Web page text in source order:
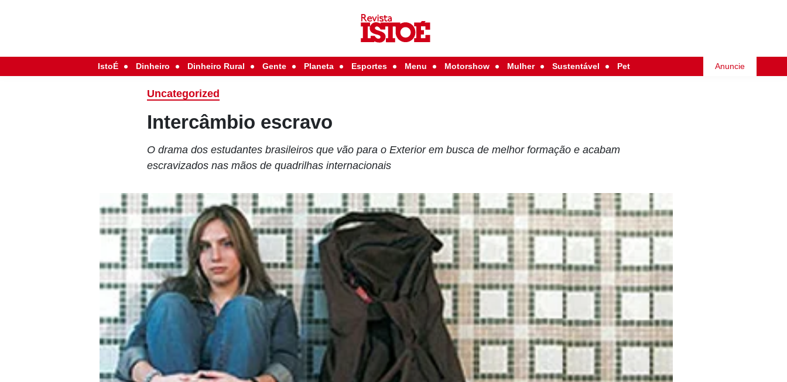
IstoÉ Dinheiro Dinheiro Rural Gente Planeta Esportes Menu Motorshow Mulher Sustentável Pet Anuncie
Uncategorized
Intercâmbio escravo
O drama dos estudantes brasileiros que vão para o Exterior em busca de melhor formação e acabam
escravizados nas mãos de quadrilhas internacionais